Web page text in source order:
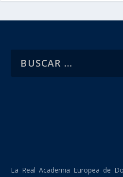
La Real Academia Europea de